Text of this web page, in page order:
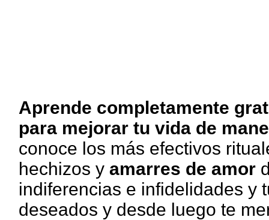
Aprende completamente
para mejorar tu vida de
conoce los más efectivos
hechizos y amarres de amor
indiferencias e infidelidades y
deseados y desde luego te